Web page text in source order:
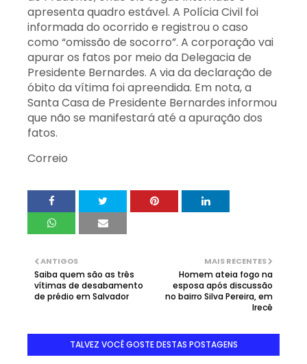
apresenta quadro estável. A Polícia Civil foi
informada do ocorrido e registrou o caso
como “omissão de socorro”. A corporação vai
apurar os fatos por meio da Delegacia de
Presidente Bernardes. A via da declaração de
óbito da vítima foi apreendida. Em nota, a
Santa Casa de Presidente Bernardes informou
que não se manifestará até a apuração dos
fatos.
Correio
MAIS RECENTES
Homem ateia fogo na
esposa após discussão
no bairro Silva Pereira, em
Irecê
ANTIGOS
Saiba quem são as três
vítimas de desabamento
de prédio em Salvador
TALVEZ VOCÊ GOSTE DESTAS POSTAGENS